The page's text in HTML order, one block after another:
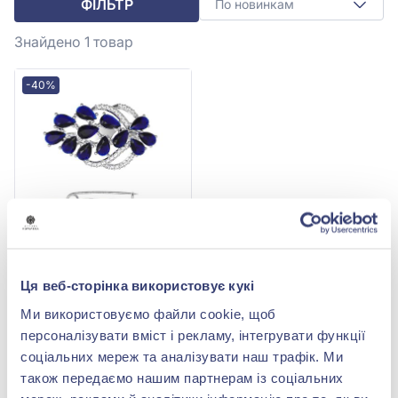
Ця веб-сторінка використовує кукі
Ми використовуємо файли cookie, щоб
персоналізувати вміст і рекламу, інтегрувати функції
соціальних мереж та аналізувати наш трафік. Ми
також передаємо нашим партнерам із соціальних
ФІЛЬТР По новинкам
Знайдено 1 товар
-40%
синім сапфіром гідро. та
фіанітом/куб.цирконієм,
арт. 7187р-HSPH
6 627,00 грн
(арт. 7187р-HSPH)
Купити